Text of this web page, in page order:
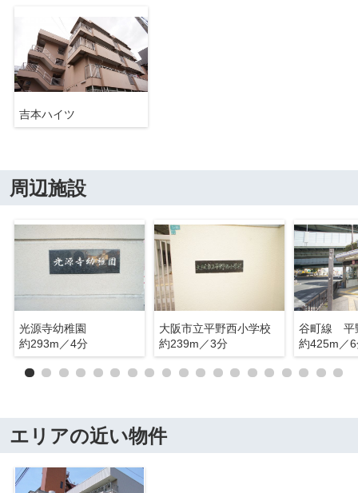
吉本ハイツ
周辺施設
光源寺幼稚園
約293m／4分
大阪市立平野西小学校
約239m／3分
谷町線 平
約425m／
エリアの近い物件